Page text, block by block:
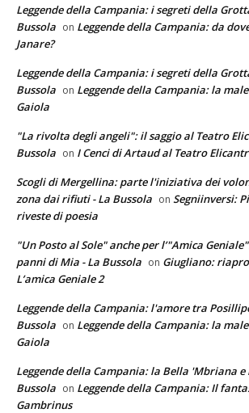
Leggende della Campania: i segreti della
Bussola on Leggende della Campania: da
Janare?
Leggende della Campania: i segreti della
Bussola on Leggende della Campania: la
Gaiola
"La rivolta degli angeli": il saggio al Teatro
Bussola on I Cenci di Artaud al Teatro
Scogli di Mergellina: parte l'iniziativa dei
zona dai rifiuti - La Bussola on Segniinversi:
riveste di poesia
"Un Posto al Sole" anche per l’"Amica
panni di Mia - La Bussola on Giugliano:
L’amica Geniale 2
Leggende della Campania: l'amore tra
Bussola on Leggende della Campania: la
Gaiola
Leggende della Campania: la Bella 'Mbriana
Bussola on Leggende della Campania: Il
Gambrinus